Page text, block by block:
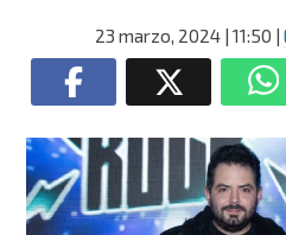
23 marzo, 2024 | 11:50 |